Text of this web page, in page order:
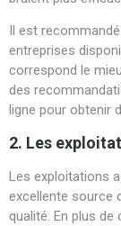
Il est
entreprises
correspond le
des
ligne pour obtenir
2. Les
Les exploitations
excellente source
qualité. En plus